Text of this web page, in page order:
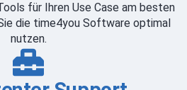
für Ihren Use Case am besten
die time4you Software optimal
nutzen.